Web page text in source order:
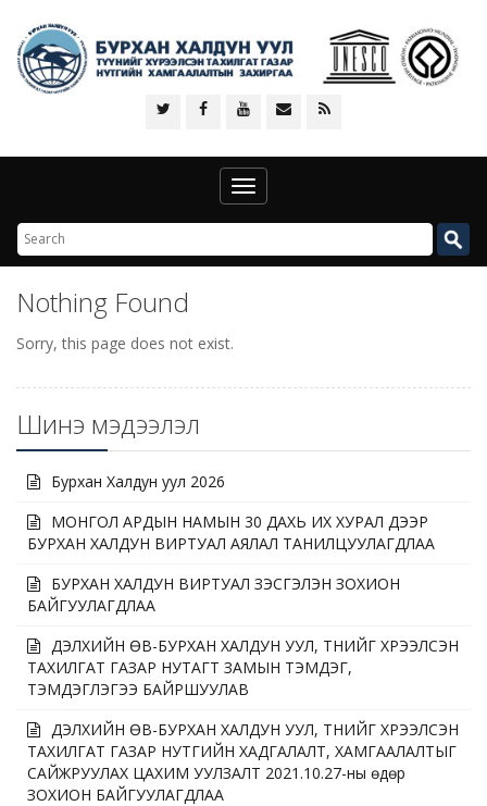
Toggle
navigation
Nothing Found
Sorry, this page does not exist.
Шинэ мэдээлэл
Бурхан Халдун уул 2026
МОНГОЛ АРДЫН НАМЫН 30 ДАХЬ ИХ ХУРАЛ ДЭЭР
БУРХАН ХАЛДУН ВИРТУАЛ АЯЛАЛ ТАНИЛЦУУЛАГДЛАА
БУРХАН ХАЛДУН ВИРТУАЛ ҮЗЭСГЭЛЭН ЗОХИОН
БАЙГУУЛАГДЛАА
ДЭЛХИЙН ӨВ-БУРХАН ХАЛДУН УУЛ, ТҮҮНИЙГ ХҮРЭЭЛСЭН
ТАХИЛГАТ ГАЗАР НУТАГТ ЗАМЫН ТЭМДЭГ,
ТЭМДЭГЛЭГЭЭ БАЙРШУУЛАВ
ДЭЛХИЙН ӨВ-БУРХАН ХАЛДУН УУЛ, ТҮҮНИЙГ ХҮРЭЭЛСЭН
ТАХИЛГАТ ГАЗАР НУТГИЙН ХАДГАЛАЛТ, ХАМГААЛАЛТЫГ
САЙЖРУУЛАХ ЦАХИМ УУЛЗАЛТ 2021.10.27-ны өдөр
ЗОХИОН БАЙГУУЛАГДЛАА